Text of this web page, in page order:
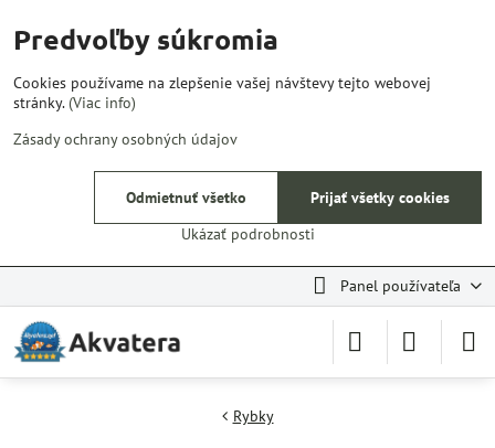
Panel používateľa
Rybky
Predvoľby súkromia
Cookies používame na zlepšenie vašej návštevy tejto webovej
stránky.(Viac info)
Zásady ochrany osobných údajov
Ukázať podrobnosti
Prijať všetky cookies
Odmietnuť všetko